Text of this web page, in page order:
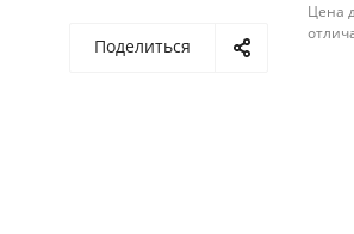
Поделиться
Цена